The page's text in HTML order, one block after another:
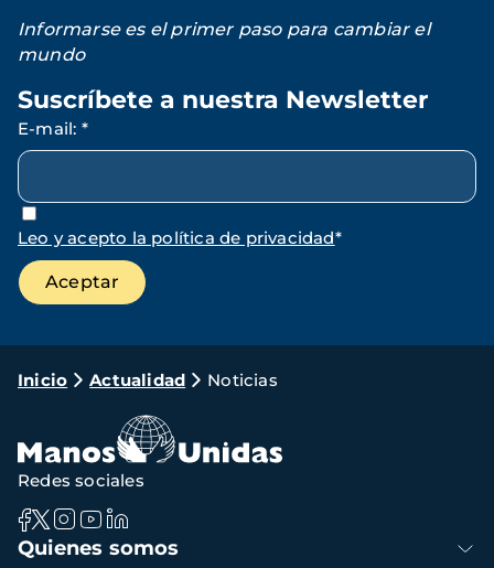
Informarse es el primer paso para cambiar el
mundo
Suscríbete a nuestra Newsletter
E-mail: *
Leo y acepto la política de privacidad*
Ruta
navegación
Inicio Actualidad Noticias
Navegación
Quienes somos
Redes sociales